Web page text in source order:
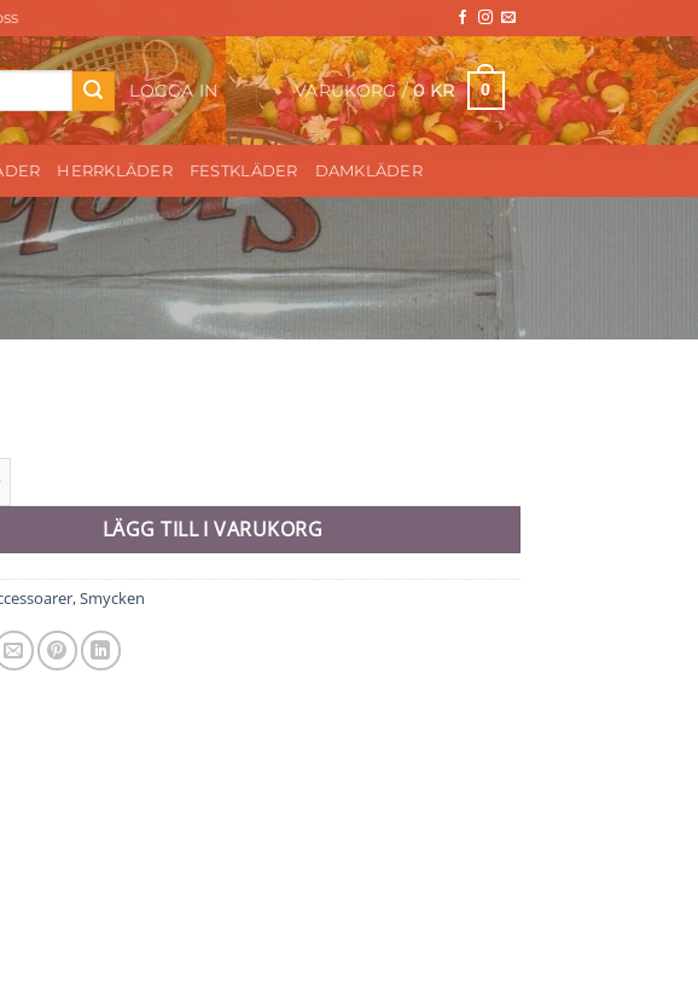
LOGGA IN VARUKORG /0 KR 0
HERRKLÄDER FESTKLÄDER DAMKLÄDER
mängd
LÄGG TILL I VARUKORG
,Smycken